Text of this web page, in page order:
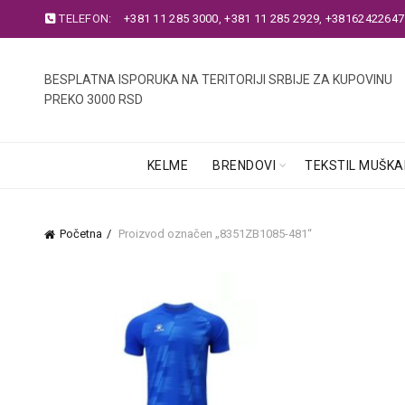
TELEFON: +381 11 285 3000,+381 11 285 2929, +38162422647
BESPLATNA ISPORUKA NA TERITORIJI SRBIJE ZA KUPOVINU
PREKO 3000 RSD
KELME BRENDOVI TEKSTIL
Početna Proizvod označen „8351ZB1085-481“